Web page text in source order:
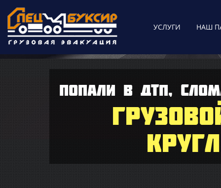
УСЛУГИ НАШ
ПОПАЛИ В ДТП,